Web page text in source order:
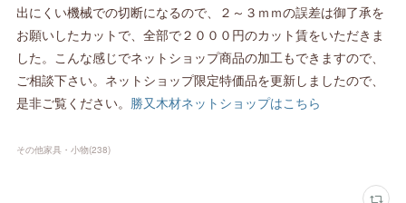
出にくい機械での切断になるので、２～３ｍｍの誤差は御了承を
お願いしたカットで、全部で２０００円のカット賃をいただきま
した。こんな感じでネットショップ商品の加工もできますので、
ご相談下さい。ネットショップ限定特価品を更新しましたので、
是非ご覧ください。 勝又木材ネットショップはこちら
その他家具・小物(238)